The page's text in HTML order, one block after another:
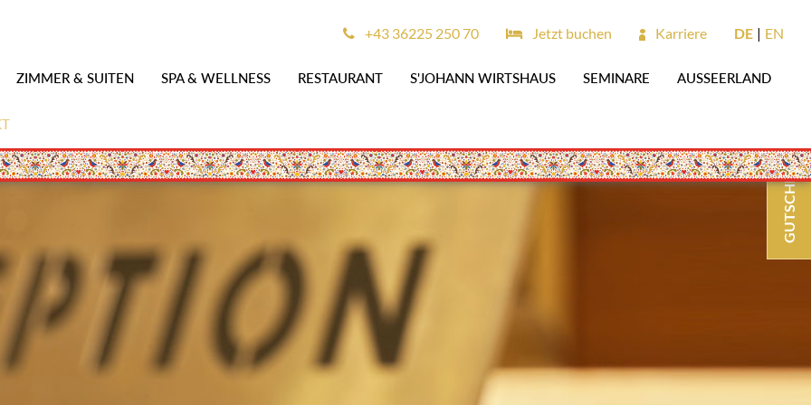
ZIMMER & SUITEN SPA & WELLNESS RESTAURANT S'JOHANN WIRTSHAUS SEMINARE AUSSEERLAND
+43 36225 250 70 Jetzt buchen Karriere DE EN
GUTSCHEINE